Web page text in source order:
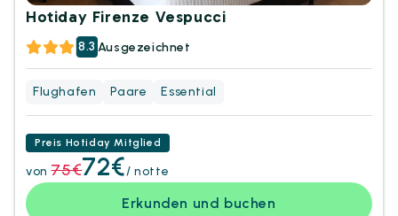
Hotiday Firenze Vespucci
8.3Ausgezeichnet
Flughafen Paare Essential
Preis Hotiday Mitglied
von 75€72€/ notte
Erkunden und buchen